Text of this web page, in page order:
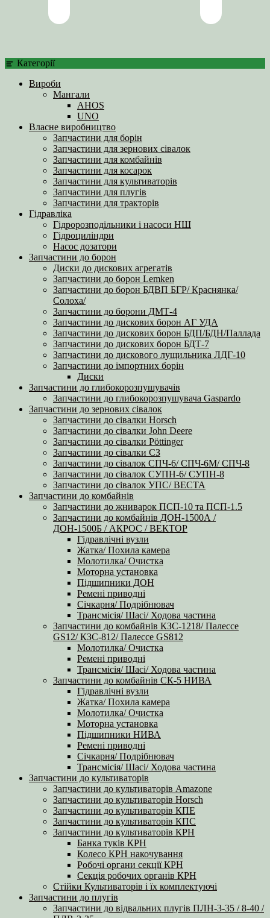
Категорії
Вироби
Мангали
AHOS
UNO
Власне виробництво
Запчастини для борін
Запчастини для зернових сівалок
Запчастини для комбайнів
Запчастини для косарок
Запчастини для культиваторів
Запчастини для плугів
Запчастини для тракторів
Гідравліка
Гідророзподільники і насоси НШ
Гідроциліндри
Насос дозатори
Запчастини до борон
Диски до дискових агрегатів
Запчастини до борон Lemken
Запчастини до борон БДВП БГР/ Краснянка/
Солоха/
Запчастини до борони ДМТ-4
Запчастини до дискових борон АГ УДА
Запчастини до дискових борон БДП/БДН/Паллада
Запчастини до дискових борон БДТ-7
Запчастини до дискового лущильника ЛДГ-10
Запчастини до імпортних борін
Диски
Запчастини до глибокорозпушувачів
Запчастини до глибокорозпушувача Gaspardo
Запчастини до зернових сівалок
Запчастини до сівалки Horsch
Запчастини до сівалки John Deere
Запчастини до сівалки Pöttinger
Запчастини до сівалки СЗ
Запчастини до сівалок СПЧ-6/ СПЧ-6М/ СПЧ-8
Запчастини до сівалок СУПН-6/ СУПН-8
Запчастини до сівалок УПС/ ВЕСТА
Запчастини до комбайнів
Запчастини до жниварок ПСП-10 та ПСП-1.5
Запчастини до комбайнів ДОН-1500А /
ДОН-1500Б / АКРОС / ВЕКТОР
Гідравлічні вузли
Жатка/ Похила камера
Молотилка/ Очистка
Моторна установка
Підшипники ДОН
Ремені приводні
Січкарня/ Подрібнювач
Трансмісія/ Шасі/ Ходова частина
Запчастини до комбайнів КЗС-1218/ Палессе
GS12/ КЗС-812/ Палессе GS812
Молотилка/ Очистка
Ремені приводні
Трансмісія/ Шасі/ Ходова частина
Запчастини до комбайнів СК-5 НИВА
Гідравлічні вузли
Жатка/ Похила камера
Молотилка/ Очистка
Моторна установка
Підшипники НИВА
Ремені приводні
Січкарня/ Подрібнювач
Трансмісія/ Шасі/ Ходова частина
Запчастини до культиваторів
Запчастини до культиваторів Amazone
Запчастини до культиваторів Horsch
Запчастини до культиваторів КПЕ
Запчастини до культиваторів КПС
Запчастини до культиваторів КРН
Банка туків КРН
Колесо КРН накочування
Робочі органи секції КРН
Секція робочих органів КРН
Стійки Культиваторів і їх комплектуючі
Запчастини до плугів
Запчастини до відвальних плугів ПЛН-3-35 / 8-40 /